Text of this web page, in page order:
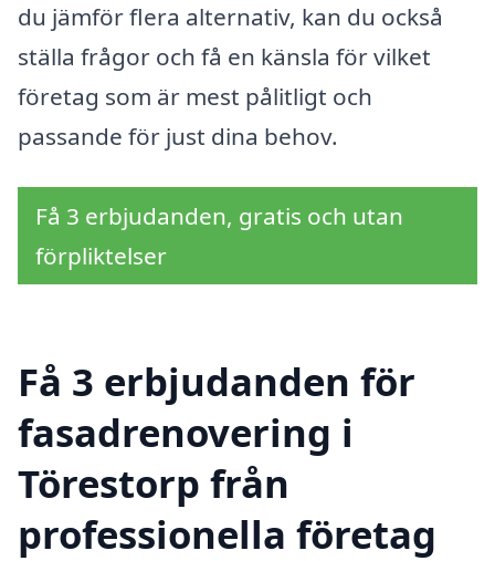
du jämför flera alternativ, kan du också
ställa frågor och få en känsla för vilket
företag som är mest pålitligt och
passande för just dina behov.
Få 3 erbjudanden, gratis och utan
förpliktelser
Få 3 erbjudanden för
fasadrenovering i
Törestorp från
professionella företag